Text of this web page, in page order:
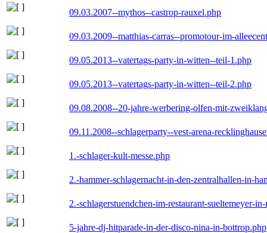
09.03.2007--mythos--castrop-rauxel.php
09.03.2009--matthias-carras--promotour-im-
09.05.2013--vatertags-party-in-witten--teil-1.php
09.05.2013--vatertags-party-in-witten--teil-2.php
09.08.2008--20-jahre-werbering-olfen-mit-
09.11.2008--schlagerparty--vest-arena-
1.-schlager-kult-messe.php
2.-hammer-schlagernacht-in-den-zentralhallen-in-
2.-schlagerstuendchen-im-restaurant-sueltemeyer-
5-jahre-dj-hitparade-in-der-disco-nina-in-bottrop.php